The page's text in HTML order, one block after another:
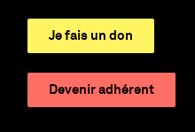
Je fais un don
Devenir adhérent